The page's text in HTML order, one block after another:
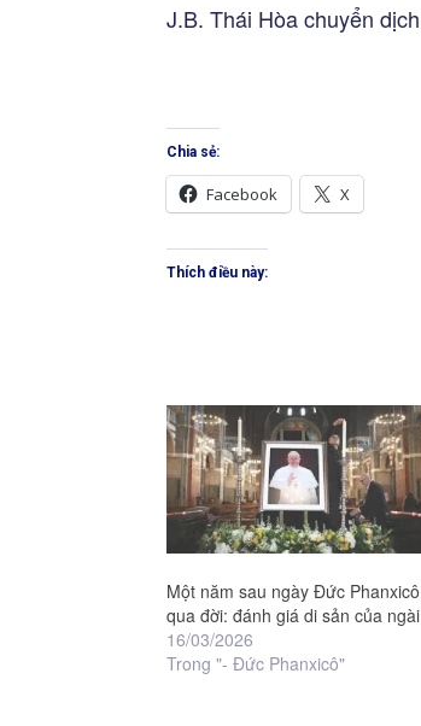
J.B. Thái Hòa chuyển dịch
Chia sẻ:
Facebook X
Thích điều này:
Một năm sau ngày Đức Phanxicô
qua đời: đánh giá di sản của ngài
16/03/2026
Trong "- Đức Phanxicô"